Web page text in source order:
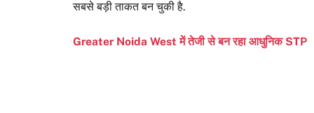
सबसे बड़ी ताकत बन चुकी है.
Greater Noida West में तेजी से बन रहा आधुनिक STP